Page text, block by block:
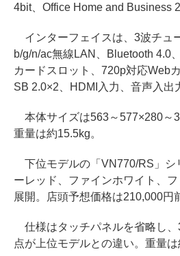
4bit、Office Home and Business
インターフェイスは、3波チュ
b/g/n/ac無線LAN、Bluetooth 4.0
カードスロット、720p対応Web
SB 2.0×2、HDMI入力、音声入出
本体サイズは563～577×280～
重量は約15.5kg。
下位モデルの「VN770/RS」シ
ーレッド、ファインホワイト、
展開。店頭予想価格は210,000円
仕様はタッチパネルを省略し、
点が上位モデルとの違い。重量は